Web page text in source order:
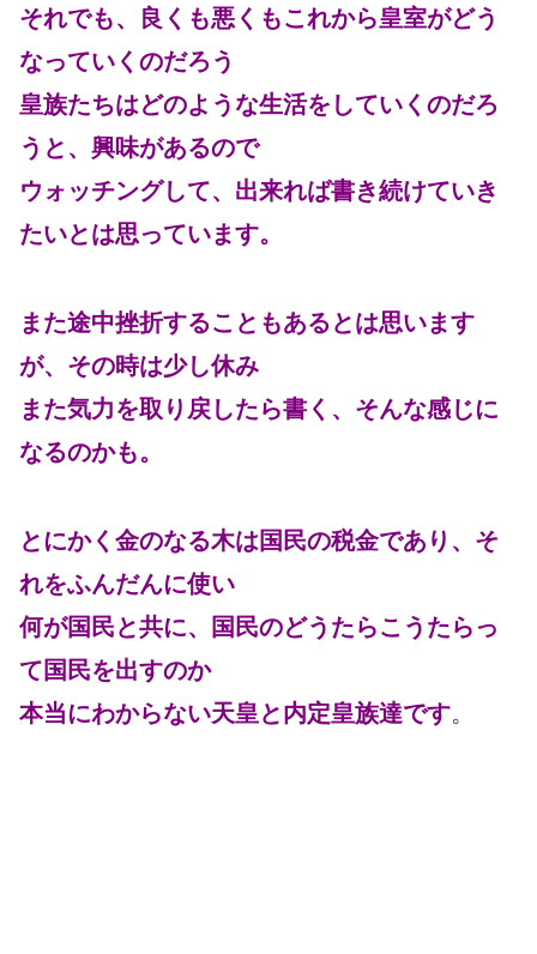
それでも、良くも悪くもこれから皇室がどう
なっていくのだろう
皇族たちはどのような生活をしていくのだろ
うと、興味があるので
ウォッチングして、出来れば書き続けていき
たいとは思っています。
また途中挫折することもあるとは思います
が、その時は少し休み
また気力を取り戻したら書く、そんな感じに
なるのかも。
とにかく金のなる木は国民の税金であり、そ
れをふんだんに使い
何が国民と共に、国民のどうたらこうたらっ
て国民を出すのか
本当にわからない天皇と内定皇族達です。